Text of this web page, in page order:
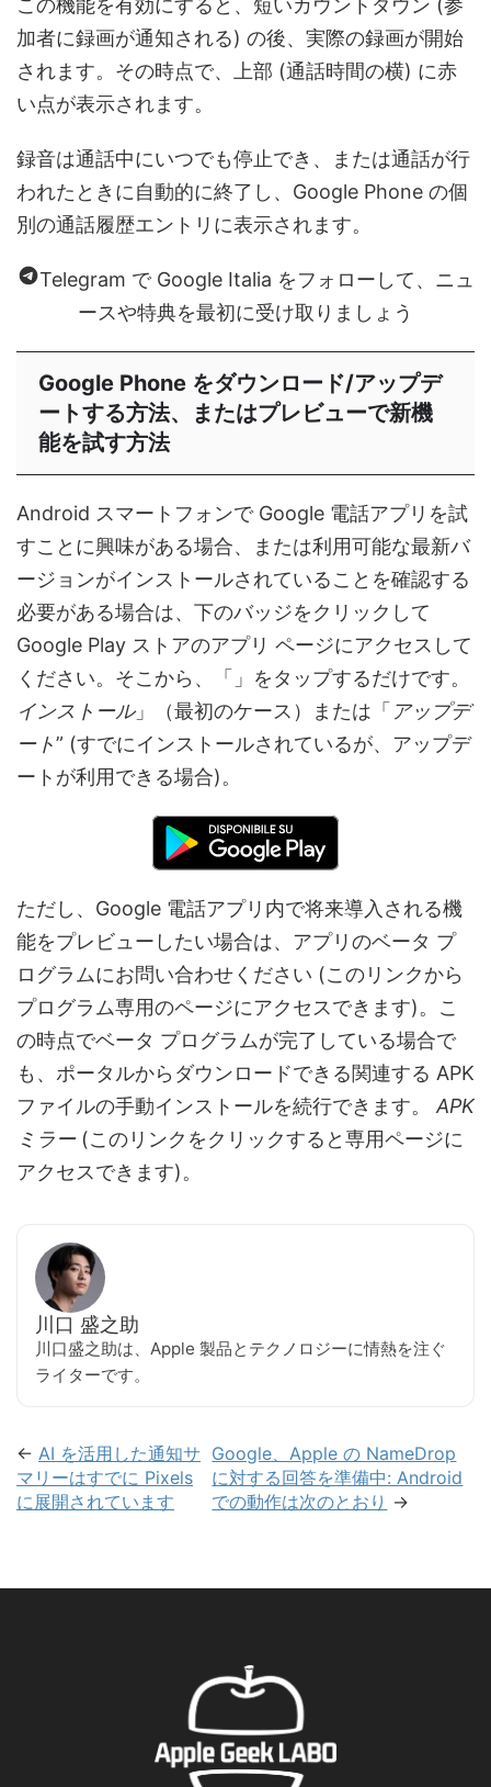
加者に録画が通知される) の後、実際の録画が開始
されます。その時点で、上部 (通話時間の横) に赤
い点が表示されます。
録音は通話中にいつでも停止でき、または通話が行
われたときに自動的に終了し、Google Phone の個
別の通話履歴エントリに表示されます。
Telegram で Google Italia をフォローして、ニュ
ースや特典を最初に受け取りましょう
Google Phone をダウンロード/アップデ
ートする方法、またはプレビューで新機
能を試す方法
Android スマートフォンで Google 電話アプリを試
すことに興味がある場合、または利用可能な最新バ
ージョンがインストールされていることを確認する
必要がある場合は、下のバッジをクリックして
Google Play ストアのアプリ ページにアクセスして
ください。そこから、「」をタップするだけです。
インストール」（最初のケース）または「 アップデ
ート” (すでにインストールされているが、アップデ
ートが利用できる場合)。
ただし、Google 電話アプリ内で将来導入される機
能をプレビューしたい場合は、アプリのベータ プ
ログラムにお問い合わせください (このリンクから
プログラム専用のページにアクセスできます)。こ
の時点でベータ プログラムが完了している場合で
も、ポータルからダウンロードできる関連する APK
ファイルの手動インストールを続行できます。 APK
ミラー(このリンクをクリックすると専用ページに
アクセスできます)。
川口 盛之助
川口盛之助は、Apple 製品とテクノロジーに情熱を注ぐ
ライターです。
← AI を活用した通知サ
マリーはすでに Pixels
に展開されています
Google、Apple の NameDrop
に対する回答を準備中: Android
での動作は次のとおり →